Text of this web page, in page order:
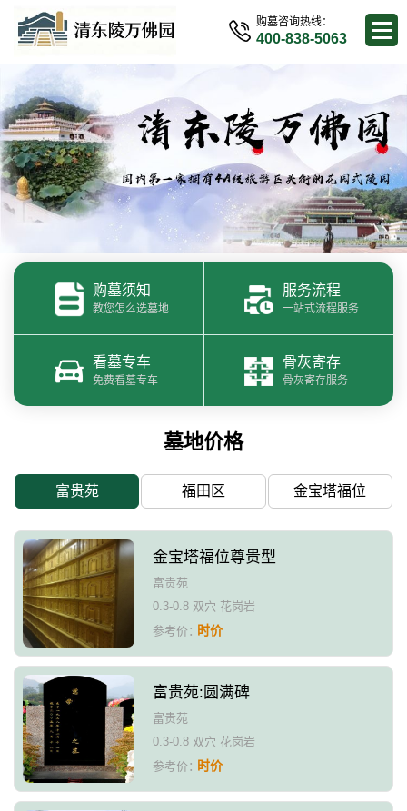
购墓咨询热线：
400-838-5063
购墓须知
教您怎么选墓地
服务流程
一站式流程服务
看墓专车
免费看墓专车
骨灰寄存
骨灰寄存服务
墓地价格
富贵苑 福田区 金宝塔福位
金宝塔福位尊贵型
富贵苑
0.3-0.8 双穴 花岗岩
参考价：时价
富贵苑:圆满碑
富贵苑
0.3-0.8 双穴 花岗岩
参考价：时价